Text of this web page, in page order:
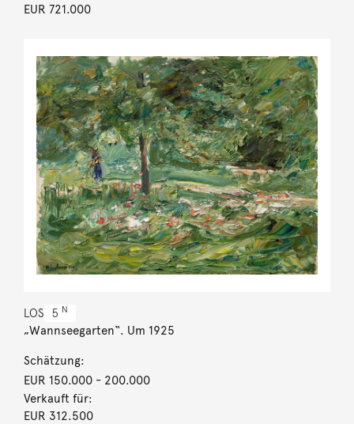
EUR 721.000
LOS 5 N
„Wannseegarten“. Um 1925
Schätzung:
EUR 150.000- 200.000
Verkauft für:
EUR 312.500